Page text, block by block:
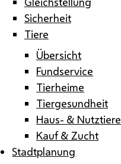
Sicherheit
Tiere
Übersicht
Fundservice
Tierheime
Tiergesundheit
Haus- & Nutztiere
Kauf & Zucht
Stadtplanung